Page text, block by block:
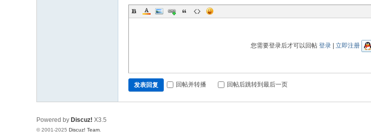
您需要登录后才可以回帖 登录 立即注册
发表回复 回帖并转播 回帖后跳转到最后一页
Powered by Discuz! X3.5
© 2001-2025 Discuz! Team